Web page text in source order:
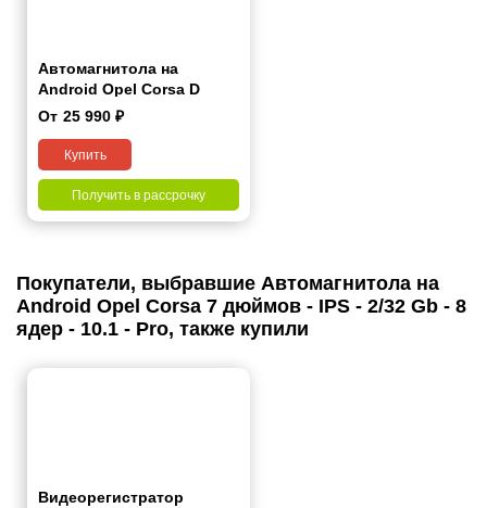
Автомагнитола на
Android Opel Corsa D
2006-2015 9 дюймов
От 25 990 ₽
Купить
Получить в рассрочку
Покупатели, выбравшие Автомагнитола на
Android Opel Corsa 7 дюймов - IPS - 2/32 Gb - 8
ядер - 10.1 - Pro, также купили
Видеорегистратор